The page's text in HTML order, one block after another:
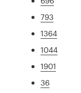
793
1364
1044
1901
36